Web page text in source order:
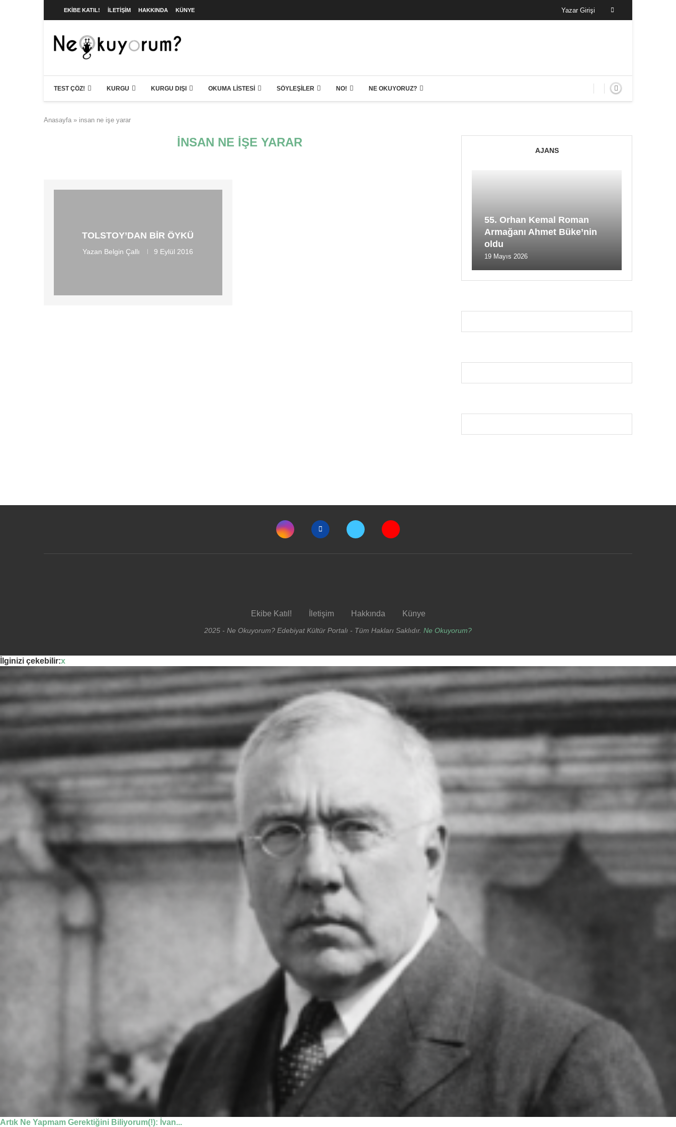
EKIBE KATIL! İLETIŞIM HAKKINDA KÜNYE Yazar Girişi
TEST ÇÖZ! KURGU KURGU DIŞI OKUMA LISTESI SÖYLEŞILER NO! NE OKUYORUZ?
Anasayfa » insan ne işe yarar
INSAN NE IŞE YARAR
TOLSTOY’DAN BIR ÖYKÜ
Yazan Belgin Çallı 9 Eylül 2016
AJANS
55. Orhan Kemal Roman
Armağanı Ahmet Büke’nin
oldu
19 Mayıs 2026
Ekibe Katıl! İletişim Hakkında Künye
2025 - Ne Okuyorum? Edebiyat Kültür Portalı - Tüm Hakları Saklıdır. Ne Okuyorum?
İlginizi çekebilir:x
Artık Ne Yapmam Gerektiğini Biliyorum(!): İvan...